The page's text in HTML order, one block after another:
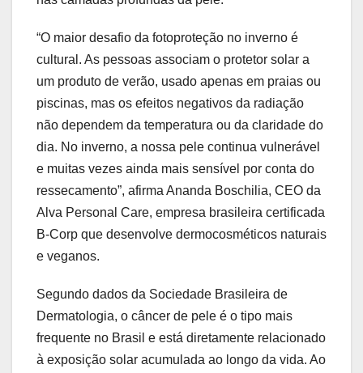
“O maior desafio da fotoproteção no inverno é
cultural. As pessoas associam o protetor solar a
um produto de verão, usado apenas em praias ou
piscinas, mas os efeitos negativos da radiação
não dependem da temperatura ou da claridade do
dia. No inverno, a nossa pele continua vulnerável
e muitas vezes ainda mais sensível por conta do
ressecamento”, afirma Ananda Boschilia, CEO da
Alva Personal Care, empresa brasileira certificada
B-Corp que desenvolve dermocosméticos naturais
e veganos.
Segundo dados da Sociedade Brasileira de
Dermatologia, o câncer de pele é o tipo mais
frequente no Brasil e está diretamente relacionado
à exposição solar acumulada ao longo da vida. Ao